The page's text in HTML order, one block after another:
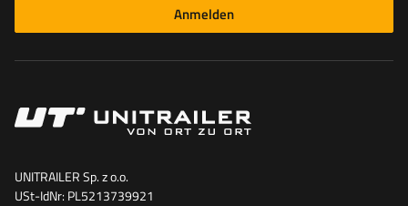
Anmelden
UNITRAILER Sp. z o.o.
USt-IdNr: PL5213739921